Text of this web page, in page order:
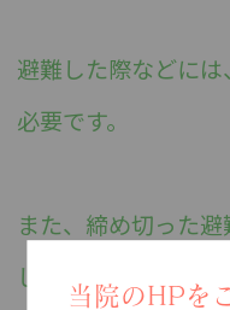
避難した際などに
必要です。
また、締め切った
し暑い場合もある
当院のHPを